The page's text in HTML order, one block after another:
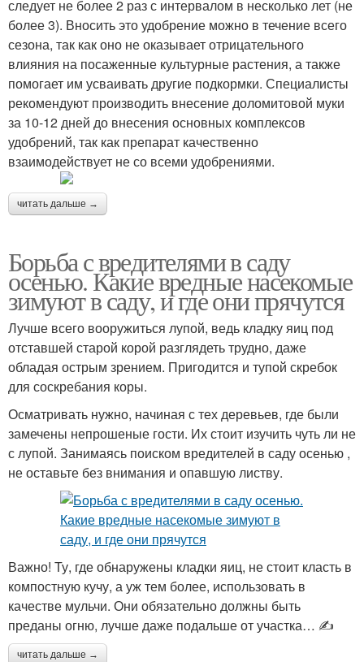
следует не более 2 раз с интервалом в несколько лет (не
более 3). Вносить это удобрение можно в течение всего
сезона, так как оно не оказывает отрицательного
влияния на посаженные культурные растения, а также
помогает им усваивать другие подкормки. Специалисты
рекомендуют производить внесение доломитовой муки
за 10-12 дней до внесения основных комплексов
удобрений, так как препарат качественно
взаимодействует не со всеми удобрениями.
читать дальше →
Борьба с вредителями в саду
осенью. Какие вредные насекомые
зимуют в саду, и где они прячутся
Лучше всего вооружиться лупой, ведь кладку яиц под
отставшей старой корой разглядеть трудно, даже
обладая острым зрением. Пригодится и тупой скребок
для соскребания коры.
Осматривать нужно, начиная с тех деревьев, где были
замечены непрошеные гости. Их стоит изучить чуть ли не
с лупой. Занимаясь поиском вредителей в саду осенью ,
не оставьте без внимания и опавшую листву.
Важно! Ту, где обнаружены кладки яиц, не стоит класть в
компостную кучу, а уж тем более, использовать в
качестве мульчи. Они обязательно должны быть
преданы огню, лучше даже подальше от участка… ✍
читать дальше →